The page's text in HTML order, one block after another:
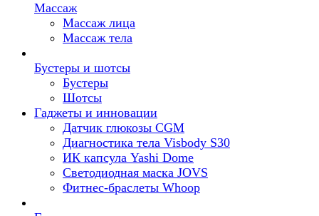
Массаж
Массаж лица
Массаж тела
Бустеры и шотсы
Бустеры
Шотсы
Гаджеты и инновации
Датчик глюкозы CGM
Диагностика тела Visbody S30
ИК капсула Yashi Dome
Светодиодная маска JOVS
Фитнес-браслеты Whoop